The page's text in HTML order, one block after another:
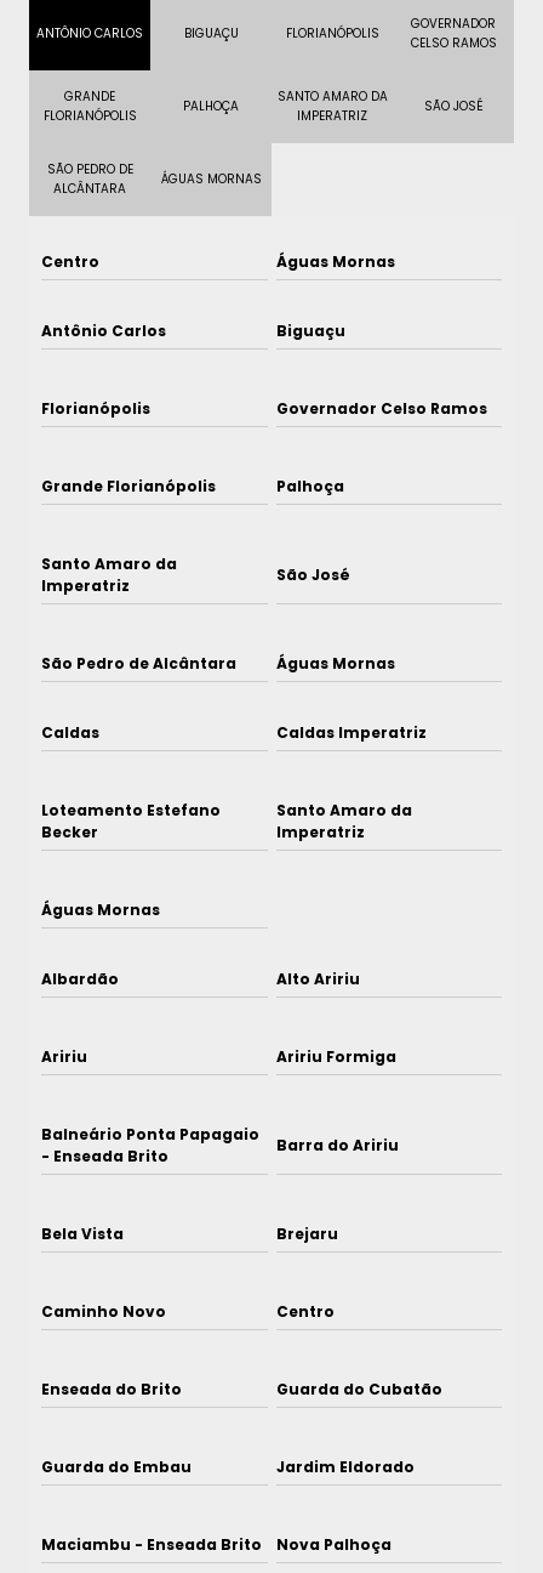
ANTÔNIO CARLOS BIGUAÇU FLORIANÓPOLIS
GOVERNADOR
CELSO RAMOS
GRANDE
FLORIANÓPOLIS
PALHOÇA
SANTO AMARO DA
IMPERATRIZ
SÃO JOSÉ
SÃO PEDRO DE
ALCÂNTARA
ÁGUAS MORNAS
Centro Águas Mornas
Antônio Carlos Biguaçu
Florianópolis Governador Celso Ramos
Grande Florianópolis Palhoça
Santo Amaro da
Imperatriz
São José
São Pedro de Alcântara Águas Mornas
Caldas Caldas Imperatriz
Loteamento Estefano
Becker
Santo Amaro da
Imperatriz
Águas Mornas
Albardão Alto Aririu
Aririu Aririu Formiga
Balneário Ponta Papagaio
- Enseada Brito
Barra do Aririu
Bela Vista Brejaru
Caminho Novo Centro
Enseada do Brito Guarda do Cubatão
Guarda do Embau Jardim Eldorado
Maciambu - Enseada Brito Nova Palhoça